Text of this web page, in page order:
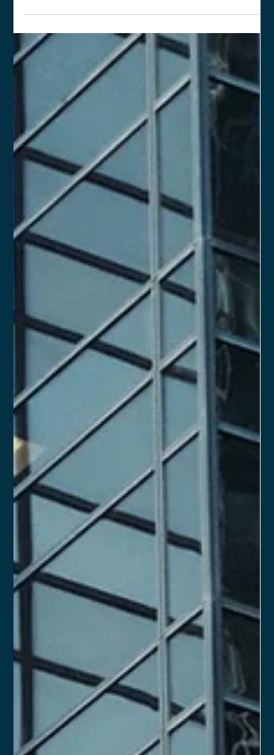
contratação e evitar o passivo
trabalhista
Escolher o modelo de contratação adequado é fundamental
para evitar passivos trabalhistas, otimizar custos e melhorar a
gestão de pessoas.